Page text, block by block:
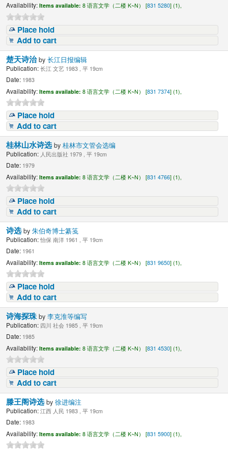
Availability: Items available: 8 语言文学（二楼 K~N） [831 5280] (1),
Place hold
Add to cart
楚天诗治by长江日报编辑
Publication: 长江 文艺 1983 , 平 19cm
Date: 1983
Availability: Items available: 8 语言文学（二楼 K~N） [831 7374] (1),
Place hold
Add to cart
桂林山水诗选by桂林市文管会选编
Publication: 人民出版社 1979 , 平 19cm
Date: 1979
Availability: Items available: 8 语言文学（二楼 K~N） [831 4766] (1),
Place hold
Add to cart
诗选by朱伯奇博士纂笺
Publication: 怡保 南洋 1961 , 平 19cm
Date: 1961
Availability: Items available: 8 语言文学（二楼 K~N） [831 9650] (1),
Place hold
Add to cart
诗海探珠by李克淮等编写
Publication: 四川 社会 1985 , 平 19cm
Date: 1985
Availability: Items available: 8 语言文学（二楼 K~N） [831 4530] (1),
Place hold
Add to cart
滕王阁诗选by徐进编注
Publication: 江西 人民 1983 , 平 19cm
Date: 1983
Availability: Items available: 8 语言文学（二楼 K~N） [831 5900] (1),